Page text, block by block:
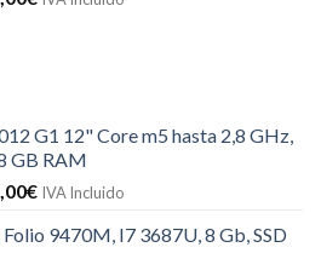
G1 12" Core m5 hasta 2,8 GHz,
GB RAM
€ IVA Incluido
9470M, I7 3687U, 8 Gb, SSD